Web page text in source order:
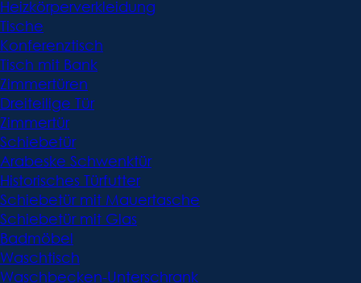
Heizkörperverkleidung
Tische
Konferenztisch
Tisch mit Bank
Zimmertüren
Dreiteilige Tür
Zimmertür
Schiebetür
Arabeske Schwenktür
Historisches Türfutter
Schiebetür mit Mauertasche
Schiebetür mit Glas
Badmöbel
Waschtisch
Waschbecken-Unterschrank